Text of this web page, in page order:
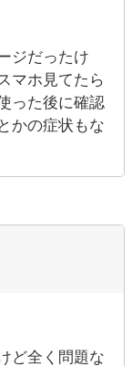
ジだったけ
マホ見てたら
った後に確認
かの症状もな
ど全く問題な